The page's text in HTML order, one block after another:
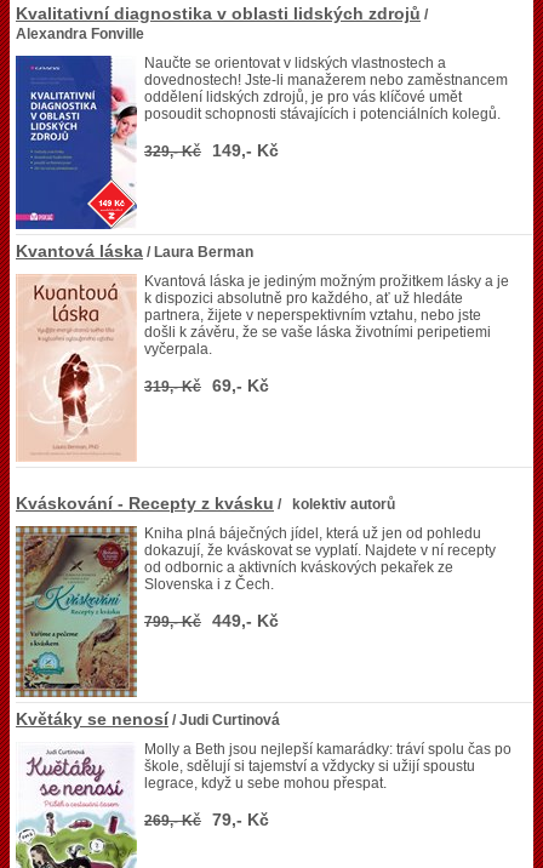
Kvalitativní diagnostika v oblasti lidských zdrojů /
Alexandra Fonville
Naučte se orientovat v lidských vlastnostech a
dovednostech! Jste-li manažerem nebo zaměstnancem
oddělení lidských zdrojů, je pro vás klíčové umět
posoudit schopnosti stávajících i potenciálních kolegů.
329,- Kč 149,- Kč
Kvantová láska / Laura Berman
Kvantová láska je jediným možným prožitkem lásky a je
k dispozici absolutně pro každého, ať už hledáte
partnera, žijete v neperspektivním vztahu, nebo jste
došli k závěru, že se vaše láska životními peripetiemi
vyčerpala.
319,- Kč 69,- Kč
Kváskování - Recepty z kvásku / kolektiv autorů
Kniha plná báječných jídel, která už jen od pohledu
dokazují, že kváskovat se vyplatí. Najdete v ní recepty
od odbornic a aktivních kváskových pekařek ze
Slovenska i z Čech.
799,- Kč 449,- Kč
Květáky se nenosí / Judi Curtinová
Molly a Beth jsou nejlepší kamarádky: tráví spolu čas po
škole, sdělují si tajemství a vždycky si užijí spoustu
legrace, když u sebe mohou přespat.
269,- Kč 79,- Kč